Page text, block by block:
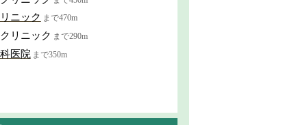
ニック まで470m
リニック まで290m
医院 まで350m